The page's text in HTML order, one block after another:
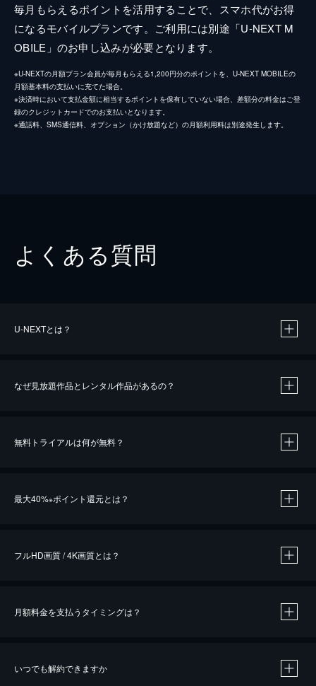
毎月もらえるポイントを活用することで、スマホ代がお得
になるモバイルプランです。ご利用には別途「U-NEXT M
OBILE」のお申し込みが必要となります。
※U-NEXTの月額プラン会員が毎月もらえる1,200円分のポイントを、U-NEXT MOBILEの
月額基本料の支払いに充てた場合。
※決済時において支払金額に相当するポイントを保有していない場合、差額分の料金はご登
録のクレジットカードでのお支払いとなります。
※通話料、SMS通信料、オプション（かけ放題など）の月額利用料は別途発生します。
よくある質問
U-NEXTとは？
なぜ見放題作品とレンタル作品があるの？
無料トライアルは何が無料？
最大40%※ポイント還元とは？
※40％ポイント還元の対象は、クレジットカード決済による作品の購入 / レンタルです。
iOSアプリのUコイン決済による作品の購入 / レンタルは、20％のポイント還元です。
フルHD画質 / 4K画質とは？
月額料金を支払うタイミングは？
いつでも解約できますか